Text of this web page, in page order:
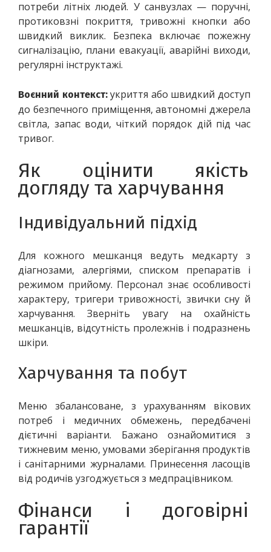
потреби літніх людей. У санвузлах — поручні,
протиковзні покриття, тривожні кнопки або
швидкий виклик. Безпека включає пожежну
сигналізацію, плани евакуації, аварійні виходи,
регулярні інструктажі.
Воєнний контекст: укриття або швидкий доступ
до безпечного приміщення, автономні джерела
світла, запас води, чіткий порядок дій під час
тривог.
Як оцінити якість
догляду та харчування
Індивідуальний підхід
Для кожного мешканця ведуть медкарту з
діагнозами, алергіями, списком препаратів і
режимом прийому. Персонал знає особливості
характеру, тригери тривожності, звички сну й
харчування. Зверніть увагу на охайність
мешканців, відсутність пролежнів і подразнень
шкіри.
Харчування та побут
Меню збалансоване, з урахуванням вікових
потреб і медичних обмежень, передбачені
дієтичні варіанти. Бажано ознайомитися з
тижневим меню, умовами зберігання продуктів
і санітарними журналами. Принесення ласощів
від родичів узгоджується з медпрацівником.
Фінанси і договірні
гарантії